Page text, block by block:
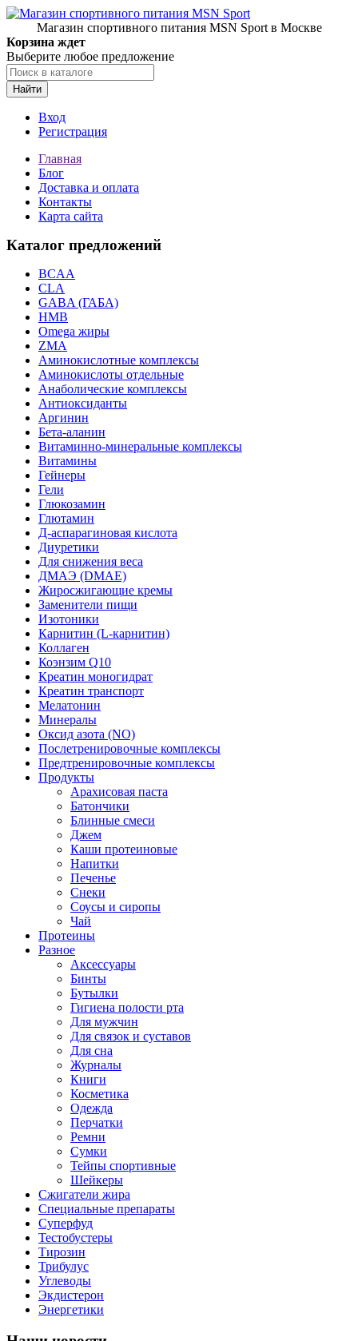
Магазин спортивного питания MSN Sport в Москве
Корзина ждет
Выберите любое предложение
Найти
Вход
Регистрация
Главная
Блог
Доставка и оплата
Контакты
Карта сайта
Каталог предложений
BCAA
CLA
GABA (ГАБА)
HMB
Omega жиры
ZMA
Аминокислотные комплексы
Аминокислоты отдельные
Анаболические комплексы
Антиоксиданты
Аргинин
Бета-аланин
Витаминно-минеральные комплексы
Витамины
Гейнеры
Гели
Глюкозамин
Глютамин
Д-аспарагиновая кислота
Диуретики
Для снижения веса
ДМАЭ (DMAE)
Жиросжигающие кремы
Заменители пищи
Изотоники
Карнитин (L-карнитин)
Коллаген
Коэнзим Q10
Креатин моногидрат
Креатин транспорт
Мелатонин
Минералы
Оксид азота (NO)
Послетренировочные комплексы
Предтренировочные комплексы
Продукты
Арахисовая паста
Батончики
Блинные смеси
Джем
Каши протеиновые
Напитки
Печенье
Снеки
Соусы и сиропы
Чай
Протеины
Разное
Аксессуары
Бинты
Бутылки
Гигиена полости рта
Для мужчин
Для связок и суставов
Для сна
Журналы
Книги
Косметика
Одежда
Перчатки
Ремни
Сумки
Тейпы спортивные
Шейкеры
Сжигатели жира
Специальные препараты
Суперфуд
Тестобустеры
Тирозин
Трибулус
Углеводы
Экдистерон
Энергетики